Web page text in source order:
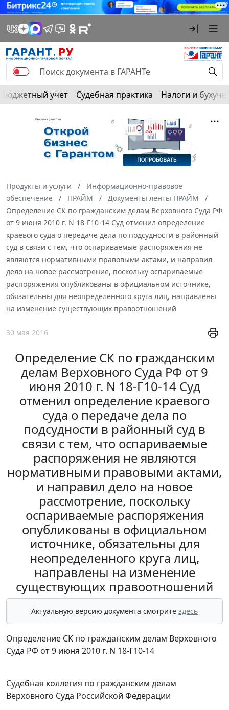
Бюджетный учет Судебная практика Налоги и
Продукты и услуги
Информационно-правовое
обеспечение
ПРАЙМ
Документы ленты ПРАЙМ
Определение СК по гражданским делам Верховного Суда РФ
от 9 июня 2010 г. N 18-Г10-14 Суд отменил определение
краевого суда о передаче дела по подсудности в районный
суд в связи с тем, что оспариваемые распоряжения не
являются нормативными правовыми актами, и направил
дело на новое рассмотрение, поскольку оспариваемые
распоряжения опубликованы в официальном источнике,
обязательны для неопределенного круга лиц, направлены
на изменение существующих правоотношений
30 мая 2016
Определение СК по гражданским
делам Верховного Суда РФ от 9
июня 2010 г. N 18-Г10-14 Суд
отменил определение краевого
суда о передаче дела по
подсудности в районный суд в
связи с тем, что оспариваемые
распоряжения не являются
нормативными правовыми актами,
и направил дело на новое
рассмотрение, поскольку
оспариваемые распоряжения
опубликованы в официальном
источнике, обязательны для
неопределенного круга лиц,
направлены на изменение
существующих правоотношений
Актуальную версию документа смотрите здесь
Определение СК по гражданским делам Верховного
Суда РФ от 9 июня 2010 г. N 18-Г10-14
Судебная коллегия по гражданским делам
Верховного Суда Российской Федерации